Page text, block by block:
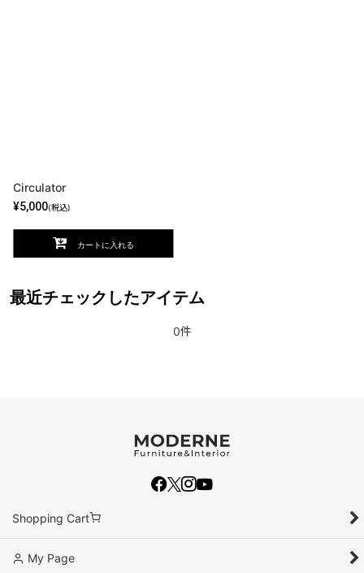
Circulator
¥5,000(税込)
カートに入れる
最近チェックしたアイテム
0件
Shopping Cart
My Page